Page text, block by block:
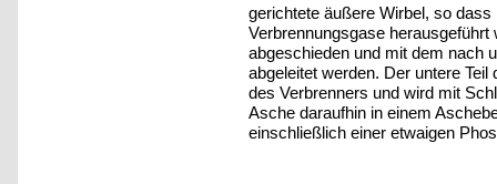
gerichtete äußere Wirbel, so
Verbrennungsgase herausgeführt
abgeschieden und mit dem nach
abgeleitet werden. Der untere
des Verbrenners und wird mit
Asche daraufhin in einem
einschließlich einer etwaigen